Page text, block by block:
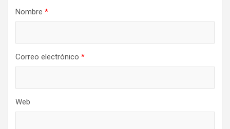
Nombre *
Correo electrónico *
Web